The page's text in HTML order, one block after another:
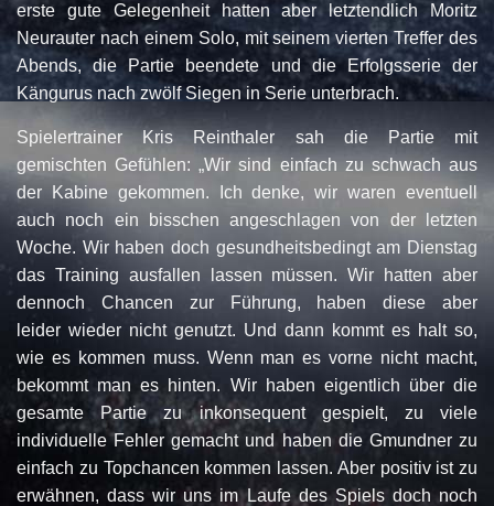
erste gute Gelegenheit hatten aber letztendlich Moritz
Neurauter nach einem Solo, mit seinem vierten Treffer des
Abends, die Partie beendete und die Erfolgsserie der
Kängurus nach zwölf Siegen in Serie unterbrach.
Spielertrainer Kris Reinthaler sah die Partie mit
gemischten Gefühlen: „Wir sind einfach zu schwach aus
der Kabine gekommen. Ich denke, wir waren eventuell
auch noch ein bisschen angeschlagen von der letzten
Woche. Wir haben doch gesundheitsbedingt am Dienstag
das Training ausfallen lassen müssen. Wir hatten aber
dennoch Chancen zur Führung, haben diese aber
leider wieder nicht genutzt. Und dann kommt es halt so,
wie es kommen muss. Wenn man es vorne nicht macht,
bekommt man es hinten. Wir haben eigentlich über die
gesamte Partie zu inkonsequent gespielt, zu viele
individuelle Fehler gemacht und haben die Gmundner zu
einfach zu Topchancen kommen lassen. Aber positiv ist zu
erwähnen, dass wir uns im Laufe des Spiels doch noch